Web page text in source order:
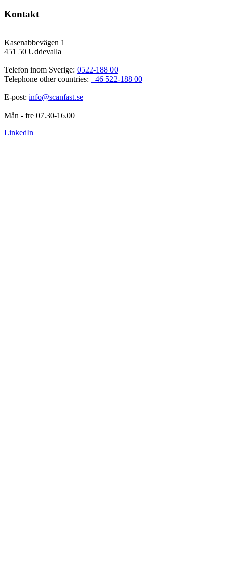
Kontakt
Kasenabbevägen 1
451 50 Uddevalla
Telefon inom Sverige: 0522-188 00
Telephone other countries: +46 522-188 00
E-post: info@scanfast.se
Mån - fre 07.30-16.00
LinkedIn